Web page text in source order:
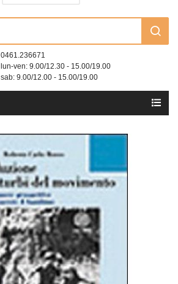
0461.236671
lun-ven: 9.00/12.30 - 15.00/19.00
sab: 9.00/12.00 - 15.00/19.00